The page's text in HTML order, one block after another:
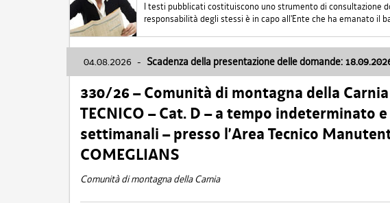
I testi pubblicati costituiscono uno strumento di consultazione
responsabilità degli stessi è in capo all'Ente che ha emanato il
04.08.2026 - Scadenza della presentazione delle domande:
330/26 – Comunità di montagna della Carnia
TECNICO – Cat. D – a tempo indeterminato
settimanali – presso l’Area Tecnico
COMEGLIANS
Comunità di montagna della Carnia